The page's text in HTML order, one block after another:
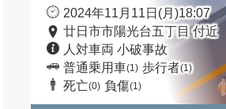
2024年11月11日(月)18:07
廿日市市陽光台五丁目 付近
人対車両 小破事故
普通乗用車(1) 歩行者(1)
死亡(0) 負傷(1)